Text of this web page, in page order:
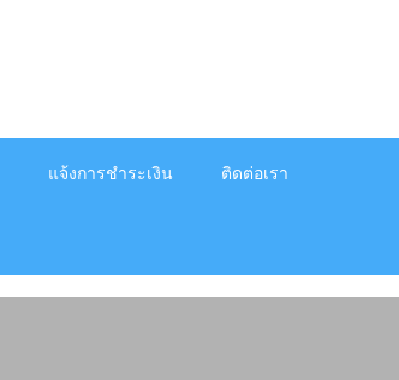
แจ้งการชำระเงิน ติดต่อเรา